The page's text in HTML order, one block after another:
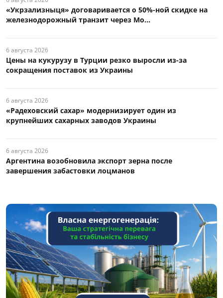
«Укрзализныця» договаривается о 50%-ной скидке на
железнодорожный транзит через Мо...
6 августа 2026
Цены на кукурузу в Турции резко выросли из-за
сокращения поставок из Украины
6 августа 2026
«Радеховский сахар» модернизирует один из
крупнейших сахарных заводов Украины
6 августа 2026
Аргентина возобновила экспорт зерна после
завершения забастовки лоцманов